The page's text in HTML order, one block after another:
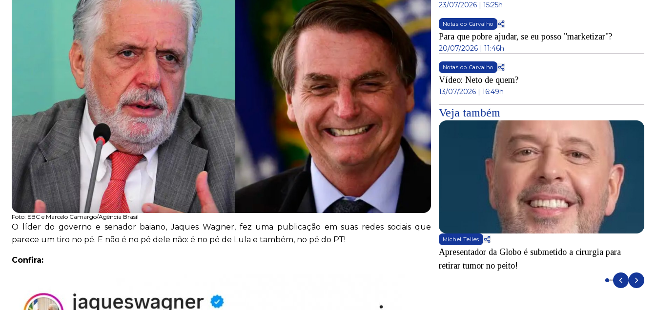
Foto: EBC e Marcelo Camargo/Agência Brasil
O líder do governo e senador baiano, Jaques Wagner, fez uma publicação em suas redes sociais que
parece um tiro no pé. E não é no pé dele não: é no pé de Lula e também, no pé do PT!
Confira:
23/07/2026 | 15:25h
Notas do Carvalho
Para que pobre ajudar, se eu posso "marketizar"?
20/07/2026 | 11:46h
Notas do Carvalho
Vídeo: Neto de quem?
13/07/2026 | 16:49h
Veja também
Michel Telles
Apresentador da Globo é submetido a cirurgia para
retirar tumor no peito!